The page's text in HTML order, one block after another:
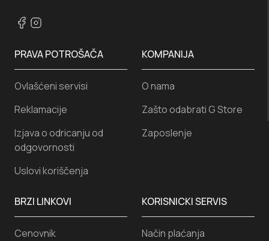
KORISNICKI SERVIS
Način plaćanja
PRAVA POTROŠAČA
Ovlašćeni servisi
Reklamacije
Izjava o odricanju od
odgovornosti
Uslovi koriščenja
KOMPANIJA
O nama
Zašto odabrati G Store
Zaposlenje
BRZI LINKOVI
Cenovnik